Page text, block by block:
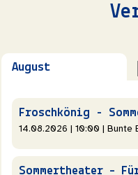
August
14.08.2026 | 10:00 | Bunte